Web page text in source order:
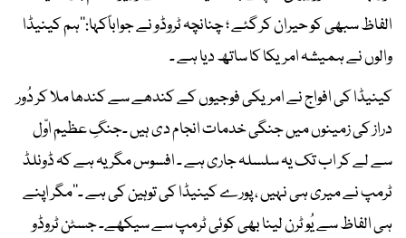
الفاظ سبھی کو حیران کر گئے ؛ چنانچہ ٹروڈو نے جواباًکہا:’’ہم کینیڈا
والوں نے ہمیشہ امریکا کا ساتھ دیا ہے ۔
کینیڈا کی افواج نے امریکی فوجیوں کے کندھے سے کندھا ملا کر دُور
دراز کی زمینوں میں جنگی خدمات انجام دی ہیں ۔جنگِ عظیم اوّل
سے لے کر اب تک یہ سلسلہ جاری ہے ۔ افسوس مگر یہ ہے کہ ڈونلڈ
ٹرمپ نے میری ہی نہیں ، پورے کینیڈا کی توہین کی ہے ۔‘‘مگر اپنے
ہی الفاظ سے یُو ٹرن لینا بھی کوئی ٹرمپ سے سیکھے۔ جسٹن ٹروڈو